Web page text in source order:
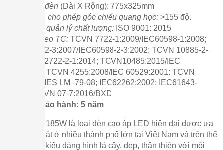
- Kích thước đèn (Dài X Rộng): 775x325mm
Góc mở lớn cho phép góc chiếu quang học: >155 độ.
Tiêu chuẩn quản lý chất lượng: ISO 9001: 2015
Sản xuất theo TC: TCVN 7722-1:2009/IEC60598-1:2008;
TCVN 7722-2-3:2007/IEC60598-2-3:2002; TCVN 10885-2-
1:2015/IEC62722-2-1:2014; TCVN10485:2015/IEC
62717:2014; TCVN 4255:2008/IEC 60529:2001; TCVN
10886:2015/IES LM -79-08; IEC62262:2002; IEC61643-
11:2011; QCVN 07-7:2016/BXD
Thời gian bảo hành: 5 năm
Đèn QTL-01 185W là loại đèn cao áp LED hiện đại được ưa
chuộng lắp đặt ở nhiều thành phố lớn tại Việt Nam và trên thế
giới. Đèn có kiểu dáng hình lá cây, đẹp, thân thiện với môi